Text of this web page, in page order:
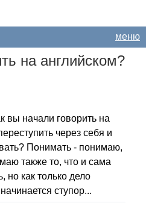
меню
на английском?
вы начали говорить на
через себя и
Понимать - понимаю,
также то, что и сама
но как только дело
ступор...